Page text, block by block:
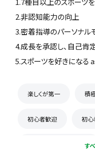
2.非認知能力の向上
3.密着指導のパーソナル
4.成長を承認し、自己肯
5.スポーツを好きにな
楽しくが第一 積
初心者歓迎 初
コーチとの距離感が近い